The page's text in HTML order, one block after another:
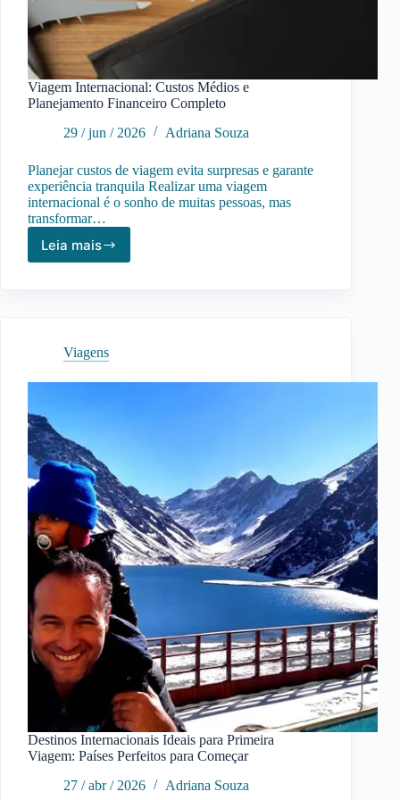
Viagem Internacional: Custos Médios e
Planejamento Financeiro Completo
29 / jun / 2026
Adriana Souza
Planejar custos de viagem evita surpresas e garante
experiência tranquila Realizar uma viagem
internacional é o sonho de muitas pessoas, mas
transformar…
Leia mais
Viagem
Financeiro
Viagens
Destinos Internacionais Ideais para Primeira
Viagem: Países Perfeitos para Começar
27 / abr / 2026
Adriana Souza